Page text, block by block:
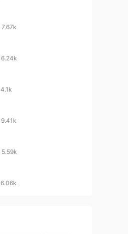
7.67k
6.24k
4.1k
9.41k
5.59k
6.06k